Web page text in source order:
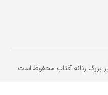
بزرگ زنانه آفتاب محفوظ است.